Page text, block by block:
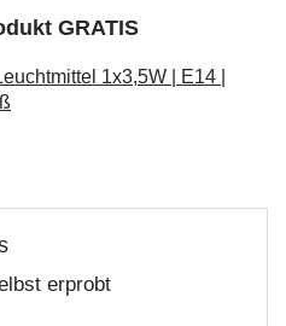
GRATIS
1x3,5W | E14 |
erprobt